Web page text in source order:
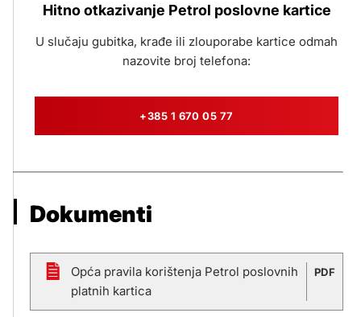
Hitno otkazivanje Petrol poslovne kartice
U slučaju gubitka, krađe ili zlouporabe kartice odmah
nazovite broj telefona:
+385 1 670 05 77
Dokumenti
Opća pravila korištenja Petrol poslovnih
platnih kartica
PDF